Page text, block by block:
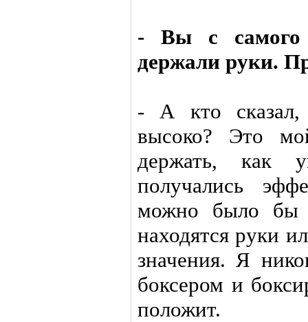
- Вы с самого
держали руки.
- А кто
высоко? Это
держать, как
получались
можно было бы
находятся руки
значения. Я
боксером и
положит.